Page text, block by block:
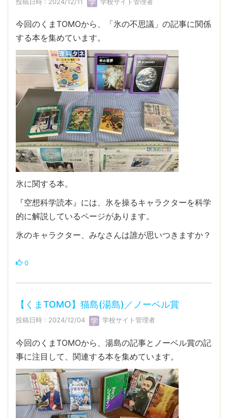
今回のくまTOMOから、「氷の不思議」の記事に関係
する本を集めています。
氷に関する本。
『空想科学読本』には、氷を操るキャラクターを科学
的に解説しているページがあります。
氷のキャラクター、みなさんは誰が思いつきますか？
0
【くまTOMO】猫島(湯島)／ノーベル賞
投稿日時 : 2024/12/04 学校サイト管理者
今回のくまTOMOから、湯島の記事とノーベル賞の記
事に注目して、関連する本を集めています。